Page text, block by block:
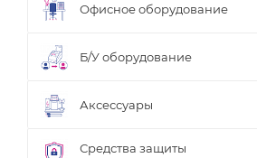
Офисное оборудование
Б/У оборудование
Аксессуары
Средства защиты